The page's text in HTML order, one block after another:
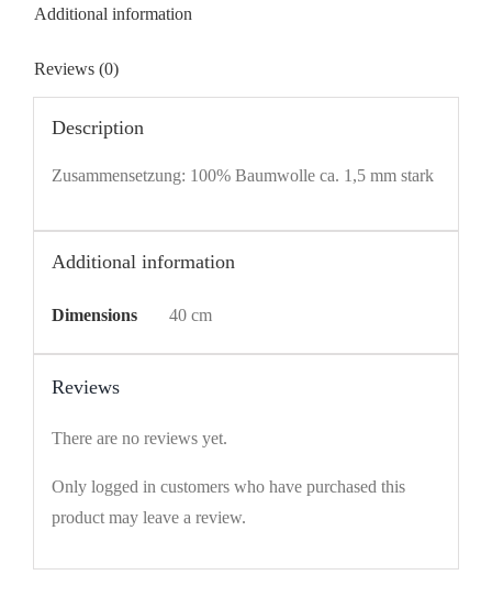
Additional information
Reviews (0)
Description
Zusammensetzung: 100% Baumwolle ca. 1,5 mm stark
Additional information
Dimensions 40 cm
Reviews
There are no reviews yet.
Only logged in customers who have purchased this
product may leave a review.